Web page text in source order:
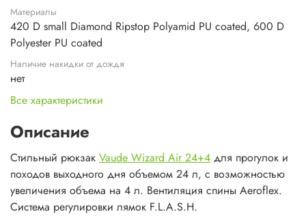
Материалы
420 D small Diamond Ripstop Polyamid PU coated, 600 D
Polyester PU coated
Наличие накидки от дождя
нет
Все характеристики
Описание
Стильный рюкзак Vaude Wizard Air 24+4 для прогулок и
походов выходного дня объемом 24 л, с возможностью
увеличения объема на 4 л. Вентиляция спины Aeroflex.
Система регулировки лямок F.L.A.S.H.